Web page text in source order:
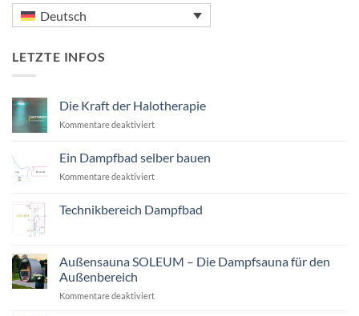
Deutsch
LETZTE INFOS
Die Kraft der Halotherapie
Kommentare deaktiviertfür
der
Halotherapie
Ein Dampfbad selber bauen
Kommentare deaktiviertfür
selber
Technikbereich Dampfbad
Technikbereich
Dampfbad
Außensauna SOLEUM – Die Dampfsauna für den
Außenbereich
Kommentare deaktiviertfür